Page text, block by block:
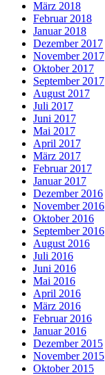
März 2018
Februar 2018
Januar 2018
Dezember 2017
November 2017
Oktober 2017
September 2017
August 2017
Juli 2017
Juni 2017
Mai 2017
April 2017
März 2017
Februar 2017
Januar 2017
Dezember 2016
November 2016
Oktober 2016
September 2016
August 2016
Juli 2016
Juni 2016
Mai 2016
April 2016
März 2016
Februar 2016
Januar 2016
Dezember 2015
November 2015
Oktober 2015